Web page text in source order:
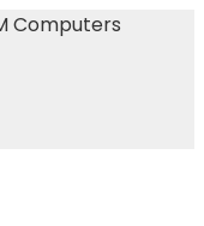
Computers